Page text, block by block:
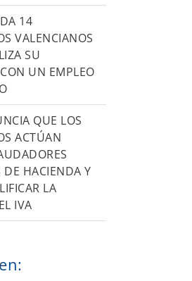
14
VALENCIANOS
SU
UN EMPLEO
QUE LOS
ACTÚAN
DE HACIENDA Y
LA
IVA